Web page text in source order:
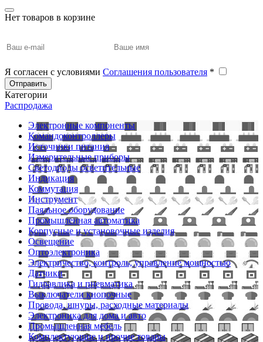
Нет товаров в корзине
Я согласен с условиями Соглашения пользователя *
Отправить
Категории
Распродажа
Электронные компоненты
Командоконтроллеры
Источники питания
Измерительные приборы
Светодиоды осветительные
Индикация
Коммутация
Инструмент
Паяльное оборудование
Промышленная автоматика
Корпусные и установочные изделия
Освещение
Оптоэлектроника
Электричество, контроль, управление мощностью
Датчики
Гидравлика и пневматика
Выключатели кнопочные
Провода, шнуры, расходные материалы
Электроника для дома и авто
Промышленная мебель
Комплектующие и прочие товары